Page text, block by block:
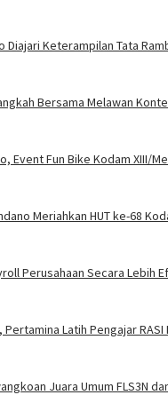
Diajari Keterampilan Tata
Bersama Melawan
Event Fun Bike Kodam XIII/
Meriahkan HUT ke-68
Perusahaan Secara Lebih
Latih Pengajar
Juara Umum FLS3N